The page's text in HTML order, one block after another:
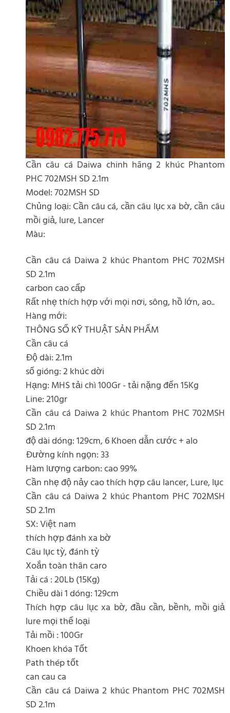
Cần câu cá Daiwa chinh hãng 2 khúc Phantom
PHC 702MSH SD 2.1m
Model: 702MSH SD
Chủng loại: Cần câu cá, cần câu lục xa bờ, cần câu
mồi giả, lure, Lancer
Màu:
Cần câu cá Daiwa 2 khúc Phantom PHC 702MSH
SD 2.1m
carbon cao cấp
Rất nhẹ thích hợp với mọi nơi, sông, hồ lớn, ao..
Hàng mới:
THÔNG SỐ KỸ THUẬT SẢN PHẨM
Cần câu cá
Độ dài: 2.1m
số gióng: 2 khúc dời
Hạng: MHS tải chì 100Gr - tải nặng đến 15Kg
Line: 210gr
Cần câu cá Daiwa 2 khúc Phantom PHC 702MSH
SD 2.1m
độ dài dóng: 129cm, 6 Khoen dẫn cước + alo
Đường kính ngọn: 33
Hàm lượng carbon: cao 99%
Cần nhẹ độ nảy cao thích hợp câu lancer, Lure, lục
Cần câu cá Daiwa 2 khúc Phantom PHC 702MSH
SD 2.1m
SX: Việt nam
thích hợp đánh xa bờ
Câu lục tỳ, đánh tỳ
Xoắn toàn thân caro
Tải cá : 20Lb (15Kg)
Chiều dài 1 dóng: 129cm
Thích hợp câu lục xa bờ, đầu cần, bềnh, mồi giả
lure mọi thể loại
Tải mồi : 100Gr
Khoen khóa Tốt
Path thép tốt
can cau ca
Cần câu cá Daiwa 2 khúc Phantom PHC 702MSH
SD 2.1m